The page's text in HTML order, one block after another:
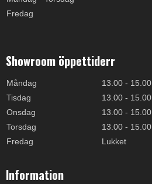
Fredag
Showroom öppettiderr
Måndag
13.00 - 15.00
Tisdag
13.00 - 15.00
Onsdag
13.00 - 15.00
Torsdag
13.00 - 15.00
Fredag
Lukket
Information